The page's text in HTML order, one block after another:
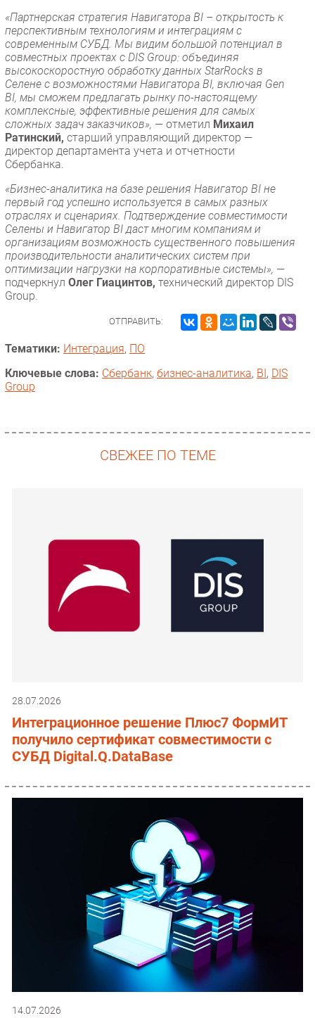
«Партнерская стратегия Навигатора BI – открытость к
перспективным технологиям и интеграциям с
современным СУБД. Мы видим большой потенциал в
совместных проектах с DIS Group: объединяя
высокоскоростную обработку данных StarRocks в
Селене с возможностями Навигатора BI, включая Gen
BI, мы сможем предлагать рынку по-настоящему
комплексные, эффективные решения для самых
сложных задач заказчиков», — отметил Михаил
Ратинский, старший управляющий директор —
директор департамента учета и отчетности
Сбербанка.
«Бизнес-аналитика на базе решения Навигатор BI не
первый год успешно используется в самых разных
отраслях и сценариях. Подтверждение совместимости
Селены и Навигатор BI даст многим компаниям и
организациям возможность существенного повышения
производительности аналитических систем при
оптимизации нагрузки на корпоративные системы», —
подчеркнул Олег Гиацинтов, технический директор DIS
Group.
ОТПРАВИТЬ:
Тематики: Интеграция, ПО
Ключевые слова: Сбербанк, бизнес-аналитика, BI, DIS
Group
СВЕЖЕЕ ПО ТЕМЕ
28.07.2026
Интеграционное решение Плюс7 ФормИТ
получило сертификат совместимости с
СУБД Digital.Q.DataBase
14.07.2026